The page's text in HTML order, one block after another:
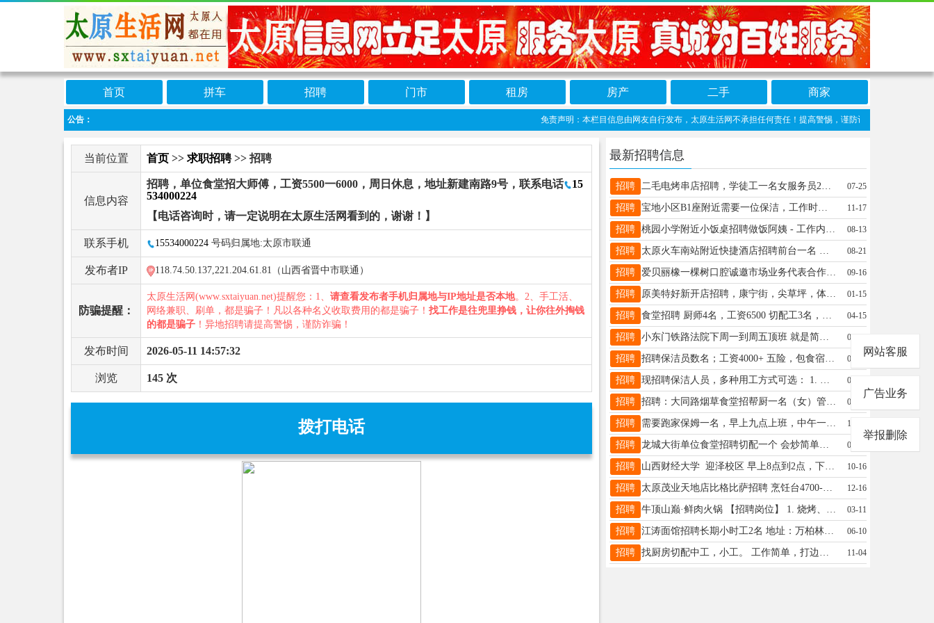
首页 拼车 招聘 门市 租房 房产 二手 商家
公告： 免责声明：本栏目信息由网友自行发布，太原生活网不承担任何责任！提高警惕，谨防诈骗！做推广、做信息
当前位置 首页 >> 求职招聘>> 招聘
信息内容
招聘，单位食堂招大师傅，工资5500一6000，周日休息，地址新建南路9号，联系电话
15
534000224
【电话咨询时，请一定说明在太原生活网看到的，谢谢！】
联系手机 15534000224 号码归属地:太原市联通
发布者IP 118.74.50.137,221.204.61.81（山西省晋中市联通）
防骗提醒：
太原生活网(www.sxtaiyuan.net)提醒您：1、 请查看发布者手机归属地与IP地址是否本地。2、手工活、
网络兼职、刷单，都是骗子！凡以各种名义收取费用的都是骗子！ 找工作是往兜里挣钱，让你往外掏钱
的都是骗子 ！异地招聘请提高警惕，谨防诈骗！
发布时间 2026-05-11 14:57:32
浏览 145 次
拨打电话
最新招聘信息
招聘 二毛电烤串店招聘，学徒工一名女服务员2名，要求40岁左右，手脚麻利，口齿伶利吃苦耐劳真心想干的，长期合作的，工作时间下午5点半到凌晨一点或者2点，工资3000/4000元非诚勿扰、地址亲贤北街航苑北路15835062895-18735182895 07-25
招聘 宝地小区B1座附近需要一位保洁，工作时间:中午12:00–13:30左右，要求:动作利索，收拾干净，联系方式:18835104229 11-17
招聘 桃园小学附近小饭桌招聘做饭阿姨 - 工作内容：负责小学生午餐制作（家常饭即可，简单干净） - 工作时间：周一至周五 9:30-14:30（不耽误接送孩子） - 休息安排：周六、周日双休，法定节假日正常休- 工资待遇：2000元/月，按月准时发放 - 工作地点：迎泽区桃园小学附近（步行可达） - 要求：身体健康，爱干净，有做饭经验者优先，年龄55岁以下 联系电话：13753121213（微信同号） 08-13
招聘 太原火车南站附近快捷酒店招聘前台一名 要求女士四十岁以下，熟悉电脑简单操作，踏实肯干！房扫一名 要求女士55岁以下。身体健康，干净利索。 电话19103418777 08-21
招聘 爱贝丽橡一棵树口腔诚邀市场业务代表合作——用专业连接健康，让微笑更有价值！ 1. 客户开发：负责线上或线下社区、企业、学校等多渠道的异业合作，精准触达潜在口腔健康需求人群。 2. 品牌推广：策划并执行本地化营销活动（如义诊、健康讲座），提升爱贝丽口腔品牌影响力。 3. 需求转化：通过专业咨询与患者建立信任，高效引导到院体验种植、正畸等特色项目。 【任职要求】 经验不限（有医疗/自媒体或销售经验者优先）； 具备优秀沟通能力，擅长挖掘客户需求； 【工作优势】 1.高回报激励：高额提成（种植/正畸项目额外奖金），上不封顶； 2.资源支持：提供标准化话术、案例库及数字化工具辅助； 3.职业赋能：定期口腔专业知识培训，助力口腔医疗健康领域发展。 【加入方式】 详细咨询：13509715660（张院长） 地址：杏花岭区旱西门街1号幢3层（可面谈） 09-16
招聘 原美特好新开店招聘，康宁街，尖草坪，体育路，三墙路店，凯旋街，双塔东街店，招聘促销数名，两倒班，3000底薪加提成，联系电话18634770262 01-15
招聘 食堂招聘 厨师4名，工资6500 切配工3名，工资4500 面点厨师4名，工资6500 帮厨3名，工资3000 管吃住，有厨师证和面点师证的优先录用，每个月15号开资，年龄在55岁以内，地址：晋中市太谷区农大附近，电话：18634108688 04-15
招聘 小东门铁路法院下周一到周五顶班 就是简单的上菜收拾餐具，才四五十个人 17636694198，7点到2点5天600有谁去的联系我一下 09-06
招聘 招聘保洁员数名；工资4000+ 五险，包食宿！ 有意者私聊18535154777 工作地址:万柏林区西矿街大转盘附近 09-21
招聘 现招聘保洁人员，多种用工方式可选： 1. 小时工：早晚各打扫 1 小时，完成工作即可下班； 2. 半天班、全天班保洁同步招聘，工作轻松。 3.女20名，男5名 有意向干活踏实、爱干净的朋友，欢迎电话咨询：19035329512 06-26
招聘 招聘：大同路烟草食堂招帮厨一名（女）管吃，不管住，双休，节假日休息 工资面议 ☎17735577274 01-09
招聘 需要跑家保姆一名，早上九点上班，中午一般两个人的饭，收拾家洗衣服，下午六点四十接孩子，晚上八点下班，要求精干利索，性格开朗，做饭好吃年龄五十五岁以下。工资面议。联系电话:18536636777 地址:小店区常青藤小区 12-11
招聘 龙城大街单位食堂招聘切配一个 会炒简单菜的最好 工资4500_5500 帮厨大姐一个工资3000-3300 活简单好干 一个月公休4天 联系电话：17303414670 08-13
招聘 山西财经大学 迎泽校区 早上8点到2点，下午：4点～8点，月休2天，工资：4000 联系电话15834078607 服务员(主要切菜洗菜 帮忙打下手) 10-16
招聘 太原茂业天地店比格比萨招聘 烹饪台4700-6000* 收银员：4200-5000+ 前场服务：4200-5000+ 后场员工：4700-6000+ 管理组：6000-9000+ 兼职小时工：19/小时月结 福利待遇 【公休】 前后场服务：带薪月休4天； 管理人员：带薪月休6天； 【要求】 做过餐饮服务者优先； 有意者电话联系:15110383983（付经理） 12-16
招聘 牛顶山巅·鲜肉火锅 【招聘岗位】 1. 烧烤、炒海鲜师傅（1 人）工资面议 2. 后厨洗碗、保洁配菜员（1人） 底薪3000+200全勤，月休 2 天（管吃） 上午9：00— 14 ：00 下午 17：30—22:30 工作地址：太原市康兴路与永和街交叉口 ☎ 联系：13623510335 03-11
招聘 江涛面馆招聘长期小时工2名 地址：万柏林中医药大学附属医院西门 时间：每天11:00-13:00 薪资：15元/小时，包一顿工作餐 有意向直接致电：13934515053 06-10
招聘 找厨房切配中工，小工。 工作简单，打边炉店，年龄不限，认真干净。工资面谈 电话：15110325644 11-04
网站客服
广告业务
举报删除